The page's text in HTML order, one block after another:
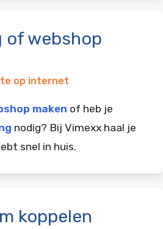
of webshop
op internet
maken of heb je
nodig? Bij Vimexx haal je
snel in huis.
koppelen